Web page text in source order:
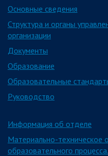
Основные сведения
Структура и органы
организации
Документы
Образование
Образовательные
Руководство
Информация об отделе
Материально-техническое
образовательного